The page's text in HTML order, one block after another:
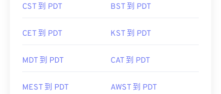
CST 到 PDT BST 到 PDT
CET 到 PDT KST 到 PDT
MDT 到 PDT CAT 到 PDT
MEST 到 PDT AWST 到 PDT